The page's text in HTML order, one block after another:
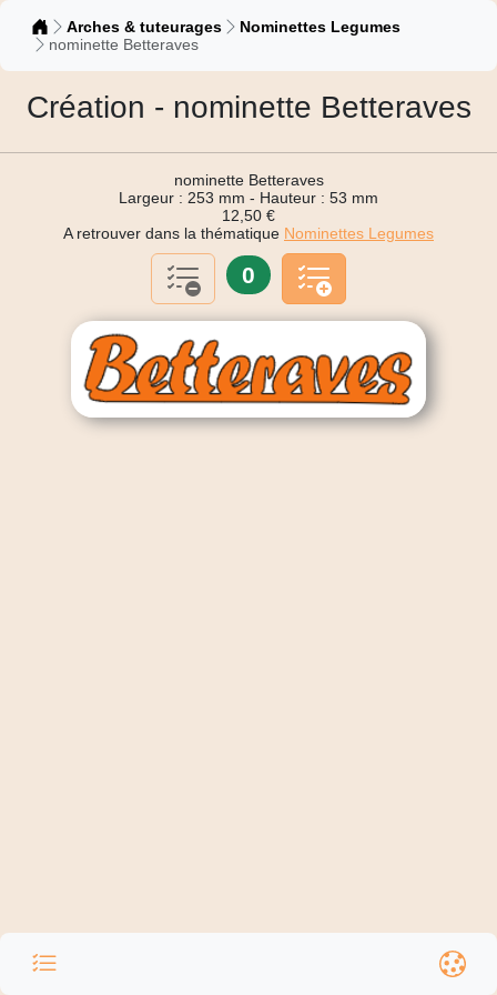
Catalogue
Arches & tuteurages
Nominettes Legumes
nominette Betteraves
Création - nominette Betteraves
nominette Betteraves
Largeur : 253 mm - Hauteur : 53 mm
12,50 €
A retrouver dans la thématique Nominettes Legumes
0